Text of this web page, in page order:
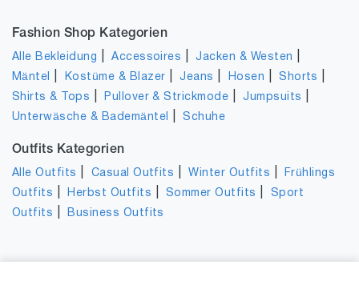
Fashion Shop Kategorien
Alle Bekleidung |Accessoires |Jacken & Westen
Mäntel Kostüme & Blazer |Jeans Hosen |Shorts
Shirts & Tops Pullover & Strickmode |Jumpsuits
Unterwäsche & Bademäntel |Schuhe
Outfits Kategorien
Alle Outfits Casual Outfits |Winter Outfits
Frühlings
Outfits
Herbst Outfits Sommer Outfits
Sport
Outfits
Business Outfits